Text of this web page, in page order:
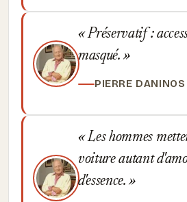
Préservatif :
masqué.
PIERRE DANINOS
Les hommes
voiture autant
d'essence.